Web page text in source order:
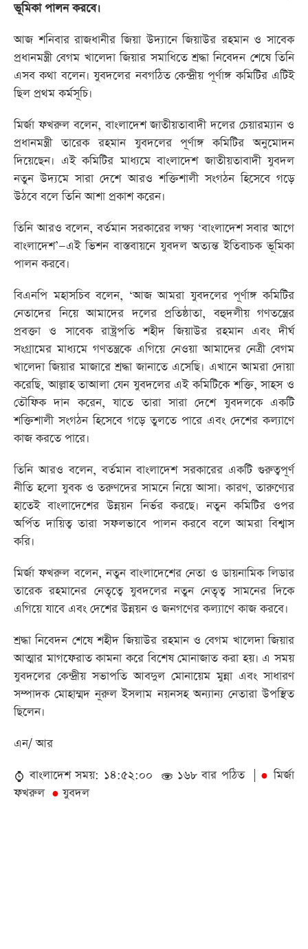
ভূমিকা পালন করবে।
আজ শনিবার রাজধানীর জিয়া উদ্যানে জিয়াউর রহমান ও সাবেক
প্রধানমন্ত্রী বেগম খালেদা জিয়ার সমাধিতে শ্রদ্ধা নিবেদন শেষে তিনি
এসব কথা বলেন। যুবদলের নবগঠিত কেন্দ্রীয় পূর্ণাঙ্গ কমিটির এটিই
ছিল প্রথম কর্মসূচি।
মির্জা ফখরুল বলেন, বাংলাদেশ জাতীয়তাবাদী দলের চেয়ারম্যান ও
প্রধানমন্ত্রী তারেক রহমান যুবদলের পূর্ণাঙ্গ কমিটির অনুমোদন
দিয়েছেন। এই কমিটির মাধ্যমে বাংলাদেশ জাতীয়তাবাদী যুবদল
নতুন উদ্যমে সারা দেশে আরও শক্তিশালী সংগঠন হিসেবে গড়ে
উঠবে বলে তিনি আশা প্রকাশ করেন।
তিনি আরও বলেন, বর্তমান সরকারের লক্ষ্য ‘বাংলাদেশ সবার আগে
বাংলাদেশ’—এই ভিশন বাস্তবায়নে যুবদল অত্যন্ত ইতিবাচক ভূমিকা
পালন করবে।
বিএনপি মহাসচিব বলেন, ‘আজ আমরা যুবদলের পূর্ণাঙ্গ কমিটির
নেতাদের নিয়ে আমাদের দলের প্রতিষ্ঠাতা, বহুদলীয় গণতন্ত্রের
প্রবক্তা ও সাবেক রাষ্ট্রপতি শহীদ জিয়াউর রহমান এবং দীর্ঘ
সংগ্রামের মাধ্যমে গণতন্ত্রকে এগিয়ে নেওয়া আমাদের নেত্রী বেগম
খালেদা জিয়ার মাজারে শ্রদ্ধা জানাতে এসেছি। এখানে আমরা দোয়া
করেছি, আল্লাহ তাআলা যেন যুবদলের এই কমিটিকে শক্তি, সাহস ও
তৌফিক দান করেন, যাতে তারা সারা দেশে যুবদলকে একটি
শক্তিশালী সংগঠন হিসেবে গড়ে তুলতে পারে এবং দেশের কল্যাণে
কাজ করতে পারে।
তিনি আরও বলেন, বর্তমান বাংলাদেশ সরকারের একটি গুরুত্বপূর্ণ
নীতি হলো যুবক ও তরুণদের সামনে নিয়ে আসা। কারণ, তারুণ্যের
হাতেই বাংলাদেশের উন্নয়ন নির্ভর করছে। নতুন কমিটির ওপর
অর্পিত দায়িত্ব তারা সফলভাবে পালন করবে বলে আমরা বিশ্বাস
করি।
মির্জা ফখরুল বলেন, নতুন বাংলাদেশের নেতা ও ডায়নামিক লিডার
তারেক রহমানের নেতৃত্বে যুবদলের নতুন নেতৃত্ব সামনের দিকে
এগিয়ে যাবে এবং দেশের উন্নয়ন ও জনগণের কল্যাণে কাজ করবে।
শ্রদ্ধা নিবেদন শেষে শহীদ জিয়াউর রহমান ও বেগম খালেদা জিয়ার
আত্মার মাগফেরাত কামনা করে বিশেষ মোনাজাত করা হয়। এ সময়
যুবদলের কেন্দ্রীয় সভাপতি আবদুল মোনায়েম মুন্না এবং সাধারণ
সম্পাদক মোহাম্মদ নূরুল ইসলাম নয়নসহ অন্যান্য নেতারা উপস্থিত
ছিলেন।
এন/ আর
বাংলাদেশ সময়: ১৪:৫২:০০
১৬৮ বার পঠিত | ● মির্জা
ফখরুল ● যুবদল